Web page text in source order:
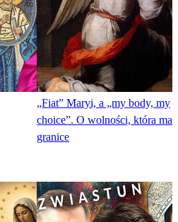
„Fiat” Maryi, a „my body, my
choice”. O wolności, która ma
granice